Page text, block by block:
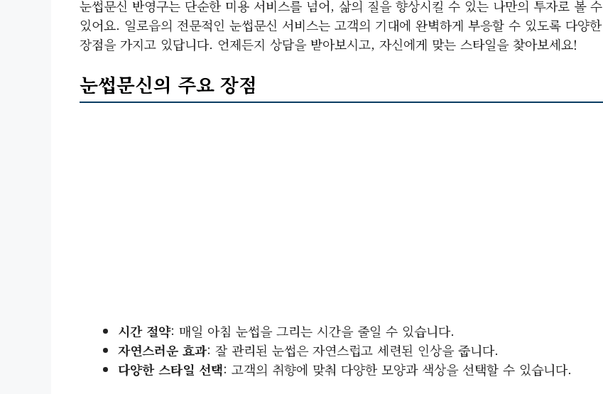
눈썹문신 반영구는 단순한 미용 서비스를 넘어, 삶의 질을 향상시킬 수 있는 나만의 투자로 볼 수
있어요. 일로읍의 전문적인 눈썹문신 서비스는 고객의 기대에 완벽하게 부응할 수 있도록 다양한
장점을 가지고 있답니다. 언제든지 상담을 받아보시고, 자신에게 맞는 스타일을 찾아보세요!
눈썹문신의 주요 장점
시간 절약: 매일 아침 눈썹을 그리는 시간을 줄일 수 있습니다.
자연스러운 효과: 잘 관리된 눈썹은 자연스럽고 세련된 인상을 줍니다.
다양한 스타일 선택: 고객의 취향에 맞춰 다양한 모양과 색상을 선택할 수 있습니다.